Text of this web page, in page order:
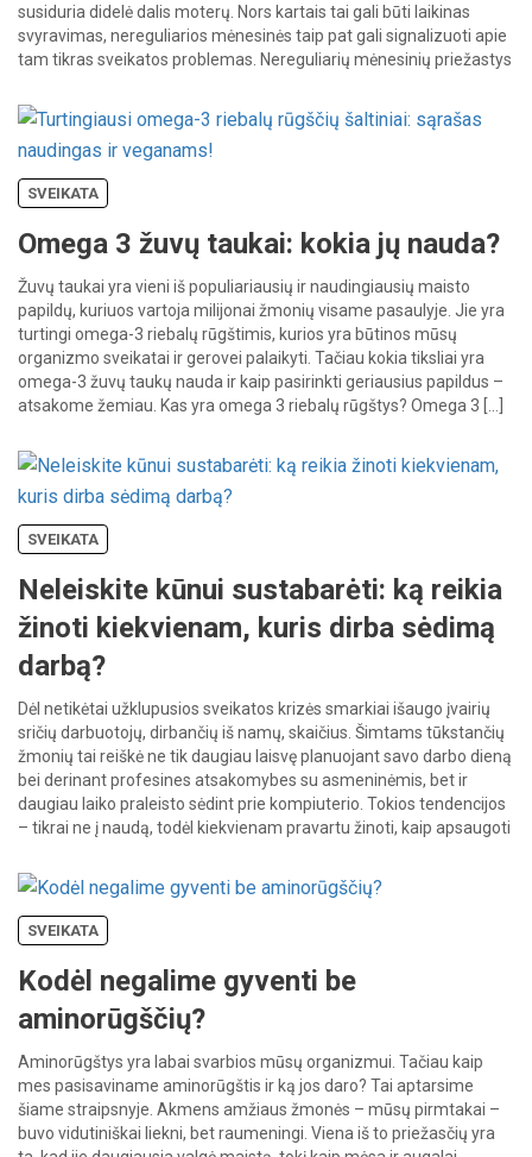
susiduria didelė dalis moterų. Nors kartais tai gali būti laikinas
svyravimas, nereguliarios mėnesinės taip pat gali signalizuoti apie
tam tikras sveikatos problemas. Nereguliarių mėnesinių priežastys
SVEIKATA
Omega 3 žuvų taukai: kokia jų nauda?
Žuvų taukai yra vieni iš populiariausių ir naudingiausių maisto
papildų, kuriuos vartoja milijonai žmonių visame pasaulyje. Jie yra
turtingi omega-3 riebalų rūgštimis, kurios yra būtinos mūsų
organizmo sveikatai ir gerovei palaikyti. Tačiau kokia tiksliai yra
omega-3 žuvų taukų nauda ir kaip pasirinkti geriausius papildus –
atsakome žemiau. Kas yra omega 3 riebalų rūgštys? Omega 3 […]
SVEIKATA
Neleiskite kūnui sustabarėti: ką reikia
žinoti kiekvienam, kuris dirba sėdimą
darbą?
Dėl netikėtai užklupusios sveikatos krizės smarkiai išaugo įvairių
sričių darbuotojų, dirbančių iš namų, skaičius. Šimtams tūkstančių
žmonių tai reiškė ne tik daugiau laisvę planuojant savo darbo dieną
bei derinant profesines atsakomybes su asmeninėmis, bet ir
daugiau laiko praleisto sėdint prie kompiuterio. Tokios tendencijos
– tikrai ne į naudą, todėl kiekvienam pravartu žinoti, kaip apsaugoti
SVEIKATA
Kodėl negalime gyventi be
aminorūgščių?
Aminorūgštys yra labai svarbios mūsų organizmui. Tačiau kaip
mes pasisaviname aminorūgštis ir ką jos daro? Tai aptarsime
šiame straipsnyje. Akmens amžiaus žmonės – mūsų pirmtakai –
buvo vidutiniškai liekni, bet raumeningi. Viena iš to priežasčių yra